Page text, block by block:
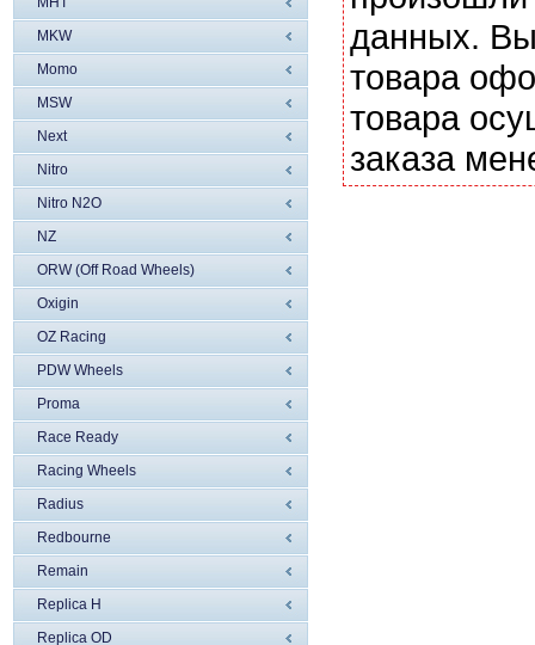
MKW
Momo
MSW
Next
Nitro
Nitro N2O
NZ
ORW (Off Road Wheels)
Oxigin
OZ Racing
PDW Wheels
Proma
Race Ready
Racing Wheels
Radius
Redbourne
Remain
Replica H
Replica OD
данных. Вы
товара
товара
заказа